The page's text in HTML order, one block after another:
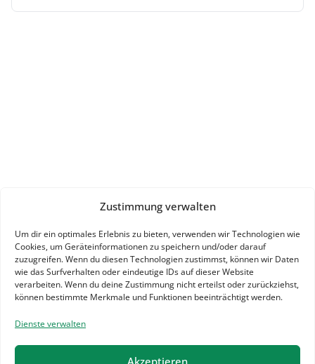
Zustimmung verwalten
Um dir ein optimales Erlebnis zu bieten, verwenden wir Technologien wie
Cookies, um Geräteinformationen zu speichern und/oder darauf
zuzugreifen. Wenn du diesen Technologien zustimmst, können wir Daten
wie das Surfverhalten oder eindeutige IDs auf dieser Website
verarbeiten. Wenn du deine Zustimmung nicht erteilst oder zurückziehst,
können bestimmte Merkmale und Funktionen beeinträchtigt werden.
Dienste verwalten
Akzeptieren